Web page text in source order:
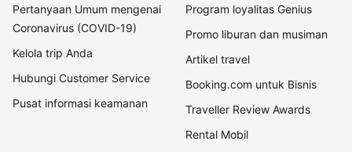
Pertanyaan Umum mengenai
Coronavirus (COVID-19)
Kelola trip Anda
Hubungi Customer Service
Pusat informasi keamanan
Program loyalitas Genius
Promo liburan dan musiman
Artikel travel
Booking.com untuk Bisnis
Traveller Review Awards
Rental Mobil